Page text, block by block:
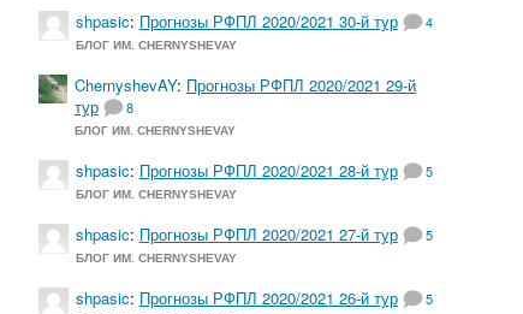
shpasic: Прогнозы РФПЛ 2020/2021 30-й тур 4
БЛОГ ИМ. CHERNYSHEVAY
ChernyshevAY: Прогнозы РФПЛ 2020/2021 29-й
тур
8
БЛОГ ИМ. CHERNYSHEVAY
shpasic: Прогнозы РФПЛ 2020/2021 28-й тур 5
БЛОГ ИМ. CHERNYSHEVAY
shpasic: Прогнозы РФПЛ 2020/2021 27-й тур 5
БЛОГ ИМ. CHERNYSHEVAY
shpasic: Прогнозы РФПЛ 2020/2021 26-й тур 5